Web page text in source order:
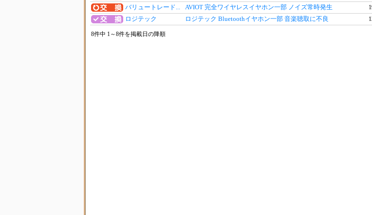
バリュートレード... AVIOT 完全ワイヤレスイヤホン一部 ノイズ常時発生
ロジテック ロジテック Bluetoothイヤホン一部 音楽聴取に不良
8件中 1～8件を掲載日の降順